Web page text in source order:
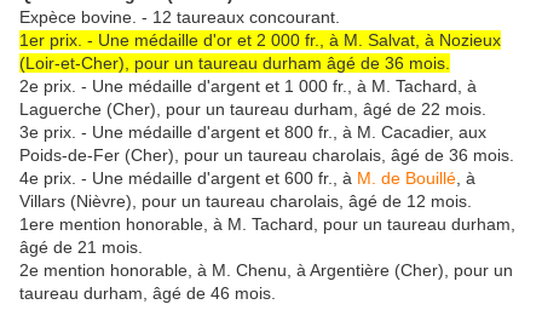
Expèce bovine. - 12 taureaux concourant.
1er prix. - Une médaille d'or et 2 000 fr., à M. Salvat, à Nozieux
(Loir-et-Cher), pour un taureau durham âgé de 36 mois.
2e prix. - Une médaille d'argent et 1 000 fr., à M. Tachard, à
Laguerche (Cher), pour un taureau durham, âgé de 22 mois.
3e prix. - Une médaille d'argent et 800 fr., à M. Cacadier, aux
Poids-de-Fer (Cher), pour un taureau charolais, âgé de 36 mois.
4e prix. - Une médaille d'argent et 600 fr., à M. de Bouillé , à
Villars (Nièvre), pour un taureau charolais, âgé de 12 mois.
1ere mention honorable, à M. Tachard, pour un taureau durham,
âgé de 21 mois.
2e mention honorable, à M. Chenu, à Argentière (Cher), pour un
taureau durham, âgé de 46 mois.